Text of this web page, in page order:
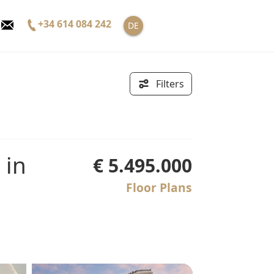
+34 614 084 242 DE
Filters
€ 5.495.000
Floor Plans